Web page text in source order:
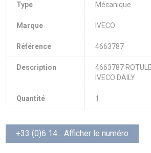
Type Mécanique
Marque IVECO
Référence 4663787
Description
4663787
IVECO DAILY
Quantité 1
+33 (0)6 14... Afficher le numéro